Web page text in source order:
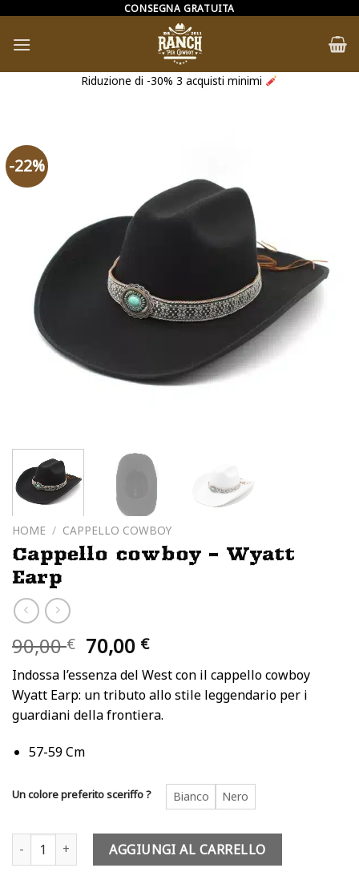
contenuti
CONSEGNA GRATUITA
Riduzione di -30% 3 acquisti minimi
-22%
HOME / CAPPELLO COWBOY
Cappello cowboy – Wyatt
Earp
90,00€ Il
prezzo
originale
era:
90,00 €.
70,00 €Il
prezzo
attuale
è:
70,00 €.
Indossa l’essenza del West con il cappello cowboy
Wyatt Earp: un tributo allo stile leggendario per i
guardiani della frontiera.
57-59 Cm
Un colore preferito sceriffo ? Bianco Nero
Cappello cowboy - Wyatt Earp quantità
AGGIUNGI AL CARRELLO